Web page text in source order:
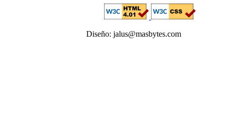
Diseño: jalus@masbytes.com